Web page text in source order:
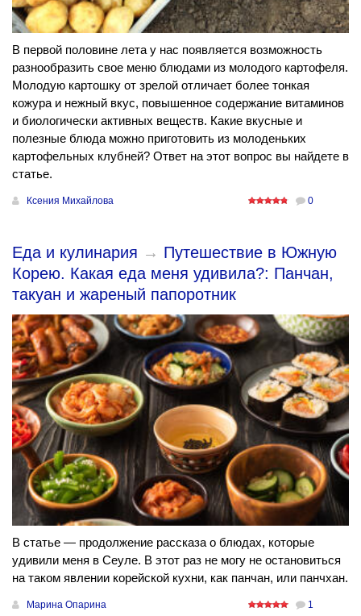
В первой половине лета у нас появляется возможность
разнообразить свое меню блюдами из молодого картофеля.
Молодую картошку от зрелой отличает более тонкая
кожура и нежный вкус, повышенное содержание витаминов
и биологически активных веществ. Какие вкусные и
полезные блюда можно приготовить из молоденьких
картофельных клубней? Ответ на этот вопрос вы найдете в
статье.
Ксения Михайлова 0
Еда и кулинария → Путешествие в Южную
Корею. Какая еда меня удивила?: Панчан,
такуан и жареный папоротник
В статье — продолжение рассказа о блюдах, которые
удивили меня в Сеуле. В этот раз не могу не остановиться
на таком явлении корейской кухни, как панчан, или панчхан.
Марина Опарина 1